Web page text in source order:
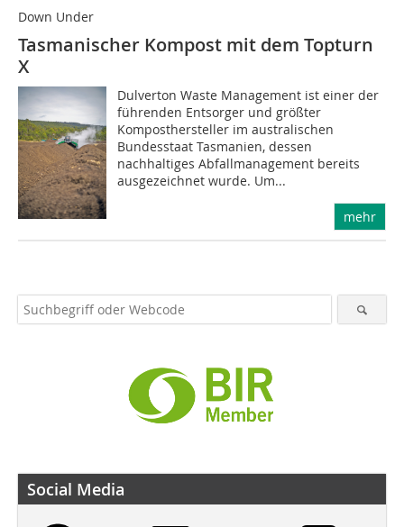
Down Under
Tasmanischer Kompost mit dem Topturn
X
Dulverton Waste Management ist einer der
führenden Entsorger und größter
Komposthersteller im australischen
Bundesstaat Tasmanien, dessen
nachhaltiges Abfallmanagement bereits
ausgezeichnet wurde. Um...
mehr
Social Media